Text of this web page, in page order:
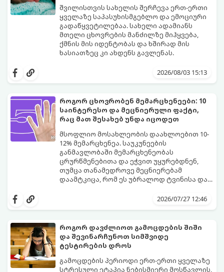
შვილისთვის სახელის შერჩევა ერთ-ერთი
ყველაზე საპასუხისმგებლო და ემოციური
გადაწყვეტილებაა. სახელი ადამიანს
მთელი ცხოვრების მანძილზე მიჰყვება,
ქმნის მის იდენტობას და ხშირად მის
ხასიათზეც კი ახდენს გავლენას.
საგრძნობლად შეიცვალა: ტრადიციულ და
ჟღერად და თანამედროვე სახელებს.
2026/08/03 15:13
როგორ ცხოვრობენ მემარცხენეები: 10
საინტერესო და მეცნიერული ფაქტი,
რაც მათ შესახებ უნდა იცოდეთ
მსოფლიო მოსახლეობის დაახლოებით 10-
12% მემარცხენეა. საუკუნეების
განმავლობაში მემარცხენეობას
ცრურწმენებითა და ეჭვით უყურებდნენ,
თუმცა თანამედროვე მეცნიერებამ
დაამტკიცა, რომ ეს უბრალოდ ტვინისა და
ფაქტს იმის შესახებ, თუ როგორ მუშაობს
მათ ყოველდღიურ ცხოვრებაში.
2026/07/27 12:46
როგორ დავძლიოთ გამოცდების შიში
და შევინარჩუნოთ სიმშვიდე
ტესტირების დროს
გამოცდების პერიოდი ერთ-ერთი ყველაზე
სტრესული ეტაპია ნებისმიერი მოსწავლის,